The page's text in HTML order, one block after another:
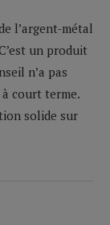
l’argent-métal
un produit
n’a pas
court terme.
solide sur